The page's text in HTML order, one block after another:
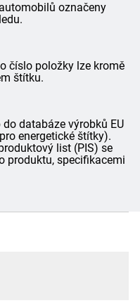
označeny
číslo položky lze kromě
štítku.
databáze výrobků EU
energetické štítky).
list (PIS) se
produktu, specifikacemi